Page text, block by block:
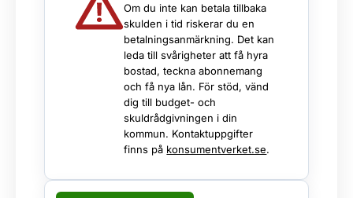
Om du inte kan betala tillbaka
skulden i tid riskerar du en
betalningsanmärkning. Det kan
leda till svårigheter att få hyra
bostad, teckna abonnemang
och få nya lån. För stöd, vänd
dig till budget- och
skuldrådgivningen i din
kommun. Kontaktuppgifter
finns på konsumentverket.se.